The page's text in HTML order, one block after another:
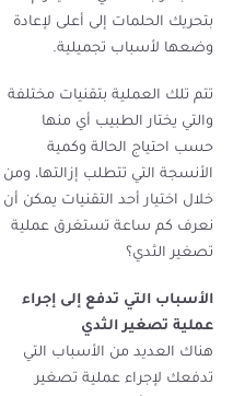
بتحريك الحلمات إلى أعلى لإعادة
وضعها لأسباب تجميلية.
تتم تلك العملية بتقنيات مختلفة
والتي يختار الطبيب أي منها
حسب احتياج الحالة وكمية
الأنسجة التي تتطلب إزالتها، ومن
خلال اختيار أحد التقنيات يمكن أن
نعرف كم ساعة تستغرق عملية
تصغير الثدي؟
الأسباب التي تدفع إلى إجراء
عملية تصغير الثدي
هناك العديد من الأسباب التي
تدفعك لإجراء عملية تصغير